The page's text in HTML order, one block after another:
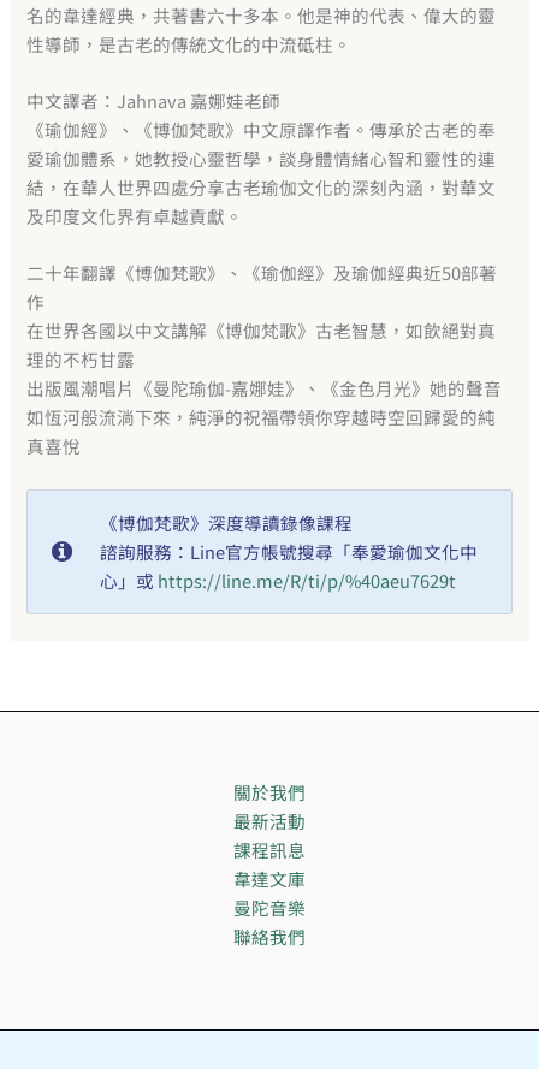
名的韋達經典，共著書六十多本。他是神的代表、偉大的靈
性導師，是古老的傳統文化的中流砥柱。
中文譯者：Jahnava 嘉娜娃老師
《瑜伽經》、《博伽梵歌》中文原譯作者。傳承於古老的奉
愛瑜伽體系，她教授心靈哲學，談身體情緒心智和靈性的連
結，在華人世界四處分享古老瑜伽文化的深刻內涵，對華文
及印度文化界有卓越貢獻。
二十年翻譯《博伽梵歌》、《瑜伽經》及瑜伽經典近50部著
作
在世界各國以中文講解《博伽梵歌》古老智慧，如飲絕對真
理的不朽甘露
出版風潮唱片《曼陀瑜伽-嘉娜娃》、《金色月光》她的聲音
如恆河般流淌下來，純淨的祝福帶領你穿越時空回歸愛的純
真喜悅
《博伽梵歌》深度導讀錄像課程
諮詢服務：Line官方帳號搜尋「奉愛瑜伽文化中
心」或 https://line.me/R/ti/p/%40aeu7629t
關於我們
最新活動
課程訊息
韋達文庫
曼陀音樂
聯絡我們